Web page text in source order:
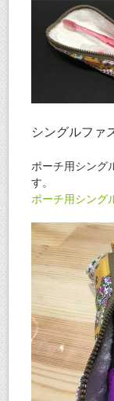
シングルファ
ポーチ用シング
す。
ポーチ用シング